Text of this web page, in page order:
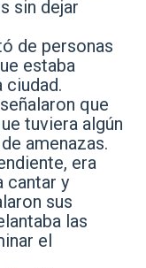
sin dejar
de personas
estaba
ciudad.
que
tuviera algún
amenazas.
era
cantar y
sus
las
el